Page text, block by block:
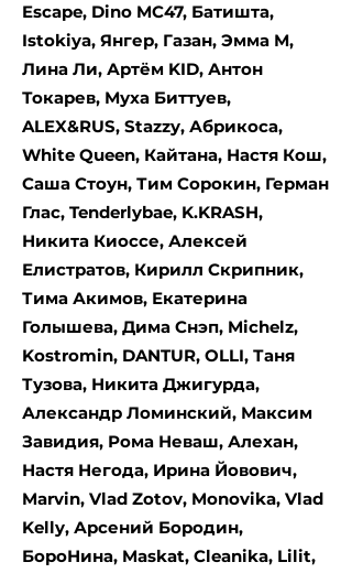
Escape, Dino MC47, Батишта,
Istokiya, Янгер, Газан, Эмма М,
Лина Ли, Артём KID, Антон
Токарев, Муха Биттуев,
ALEX&RUS, Stazzy, Абрикоса,
White Queen, Кайтана, Настя Кош,
Саша Стоун, Тим Сорокин, Герман
Глас, Tenderlybae, K.KRASH,
Никита Киоссе, Алексей
Елистратов, Кирилл Скрипник,
Тима Акимов, Екатерина
Голышева, Дима Снэп, Michelz,
Kostromin, DANTUR, OLLI, Таня
Тузова, Никита Джигурда,
Александр Ломинский, Максим
Завидия, Рома Неваш, Алехан,
Настя Негода, Ирина Йовович,
Marvin, Vlad Zotov, Monovika, Vlad
Kelly, Арсений Бородин,
БороНина, Maskat, Cleanika, Lilit,